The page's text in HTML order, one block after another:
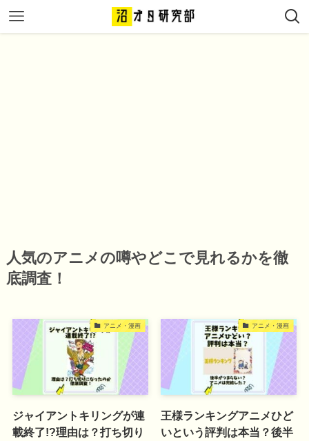
人気のアニメの噂やどこで見れるかを徹
底調査！
アニメ・漫画
ジャイアントキリングが連
載終了!?理由は？打ち切り
アニメ・漫画
王様ランキングアニメひど
いという評判は本当？後半